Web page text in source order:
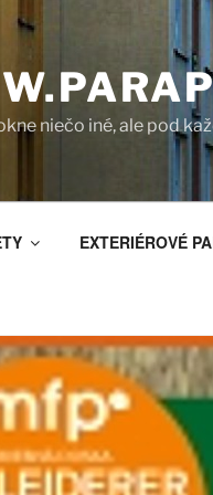
niečo iné, ale pod
EXTERIÉROVÉ